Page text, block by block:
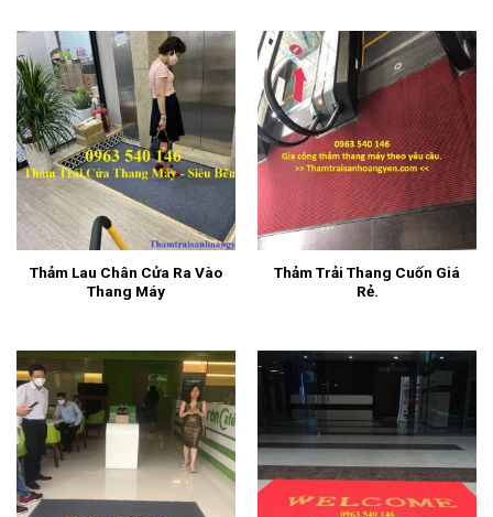
Thảm Lau Chân Cửa Ra Vào
Thang Máy
Thảm Trải Thang Cuốn Giá
Rẻ.